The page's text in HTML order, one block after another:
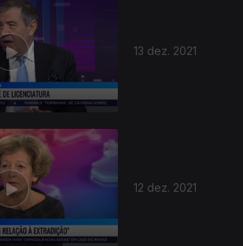
13 dez. 2021
12 dez. 2021